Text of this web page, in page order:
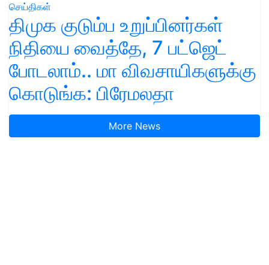
செய்திகள்
திமுக குடும்ப உறுப்பினர்கள்
நிதியை வைத்தே, 7 பட்ஜெட்
போடலாம்.. மா விவசாயிகளுக்கு
கொடுங்க: பிரேமலதா
More News